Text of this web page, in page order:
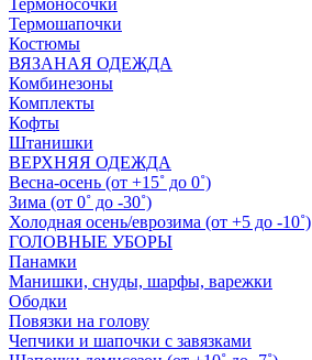
Термоносочки
Термошапочки
Костюмы
ВЯЗАНАЯ ОДЕЖДА
Комбинезоны
Комплекты
Кофты
Штанишки
ВЕРХНЯЯ ОДЕЖДА
Весна-осень (от +15˚ до 0˚)
Зима (от 0˚ до -30˚)
Холодная осень/еврозима (от +5 до -10˚)
ГОЛОВНЫЕ УБОРЫ
Панамки
Манишки, снуды, шарфы, варежки
Ободки
Повязки на голову
Чепчики и шапочки с завязками